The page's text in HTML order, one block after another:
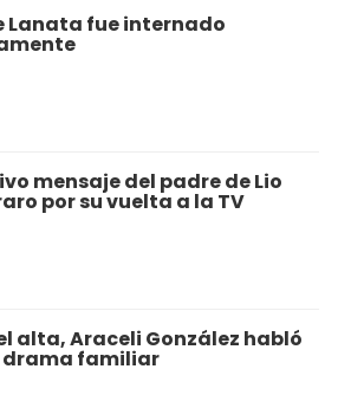
Lanata fue internado
mensaje del padre de Lio
por su vuelta a la TV
alta, Araceli González habló
drama familiar